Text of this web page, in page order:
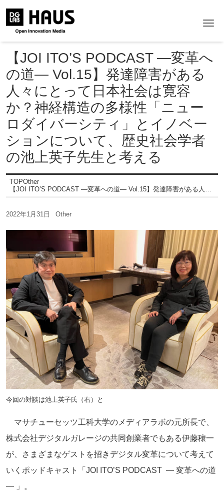
【JOI ITO’S PODCAST ―変革へ
の道― Vol.15】発達障害がある
人々にとって日本社会は寛容
か？神経構造の多様性「ニュー
ロダイバーシティ」とイノベー
ションについて、歴史社会学者
の池上英子先生と考える
TOPOther
【JOI ITO’S PODCAST ―変革への道― Vol.15】発達障害がある人々にとって日本社会は寛容か？神経構造の多様性「ニューロダイバーシティ」とイノベーションについて、歴史社会学者の池上英子先生と考える
2022年1月31日 Other
今回の対談は池上英子氏（右）と
マサチューセッツ工科大学のメディアラボの元所長で、
株式会社デジタルガレージの共同創業者でもある伊藤穰一
が、さまざまなゲストを招きデジタル変革について考えて
いくポッドキャスト「JOI ITO’S PODCAST ― 変革への道
― 」。